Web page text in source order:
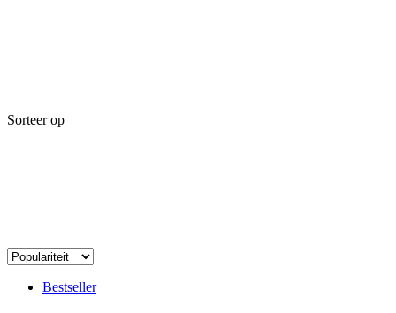
Sorteer op
Bestseller